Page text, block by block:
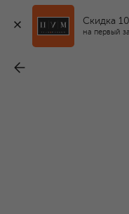
Скидка
на первый